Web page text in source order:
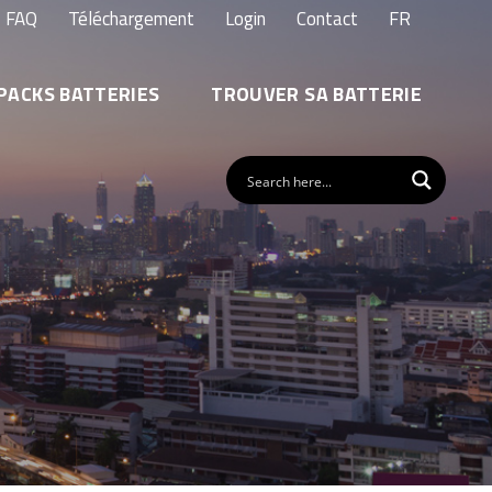
FAQ Téléchargement Login Contact FR
BATTERIES TROUVER SA BATTERIE